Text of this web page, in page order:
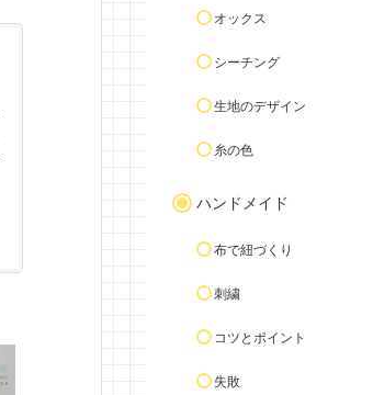
オックス
シーチング
生地のデザイン
糸の色
ハンドメイド
布で紐づくり
刺繍
コツとポイント
失敗